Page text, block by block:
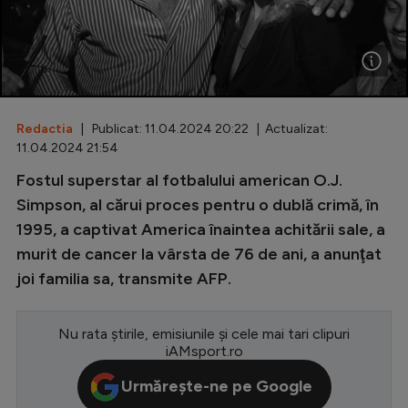
Special
Diverse
Inedit
Clasamente
Champions League
Europa League
CM 2026
Premier League
LaLiga
Redactia | Publicat: 11.04.2024 20:22 | Actualizat:
11.04.2024 21:54
Fostul superstar al fotbalului american O.J.
Simpson, al cărui proces pentru o dublă crimă, în
1995, a captivat America înaintea achitării sale, a
murit de cancer la vârsta de 76 de ani, a anunţat
joi familia sa, transmite AFP.
Nu rata știrile, emisiunile și cele mai tari clipuri
iAMsport.ro
Urmărește-ne pe Google